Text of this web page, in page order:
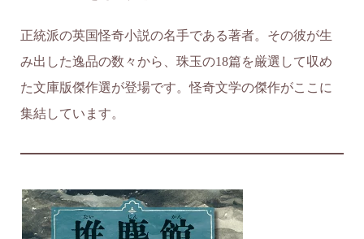
正統派の英国怪奇小説の名手である著者。その彼が生
み出した逸品の数々から、珠玉の18篇を厳選して収め
た文庫版傑作選が登場です。怪奇文学の傑作がここに
集結しています。